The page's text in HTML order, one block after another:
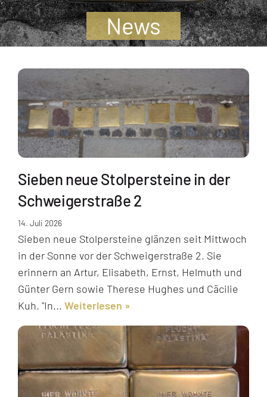
Jugendliche
Unterstützen
Kontakt
SUCHE
NACH:
News
Sieben neue Stolpersteine in der
Schweigerstraße 2
14. Juli 2026
Sieben neue Stolpersteine glänzen seit Mittwoch
in der Sonne vor der Schweigerstraße 2. Sie
erinnern an Artur, Elisabeth, Ernst, Helmuth und
Günter Gern sowie Therese Hughes und Cäcilie
Kuh. "In... Weiterlesen